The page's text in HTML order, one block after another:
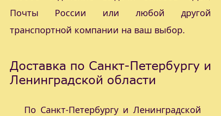
Почты России или любой другой
транспортной компании на ваш выбор.
Доставка по Санкт-Петербургу и
Ленинградской области
По Санкт-Петербургу и Ленинградской